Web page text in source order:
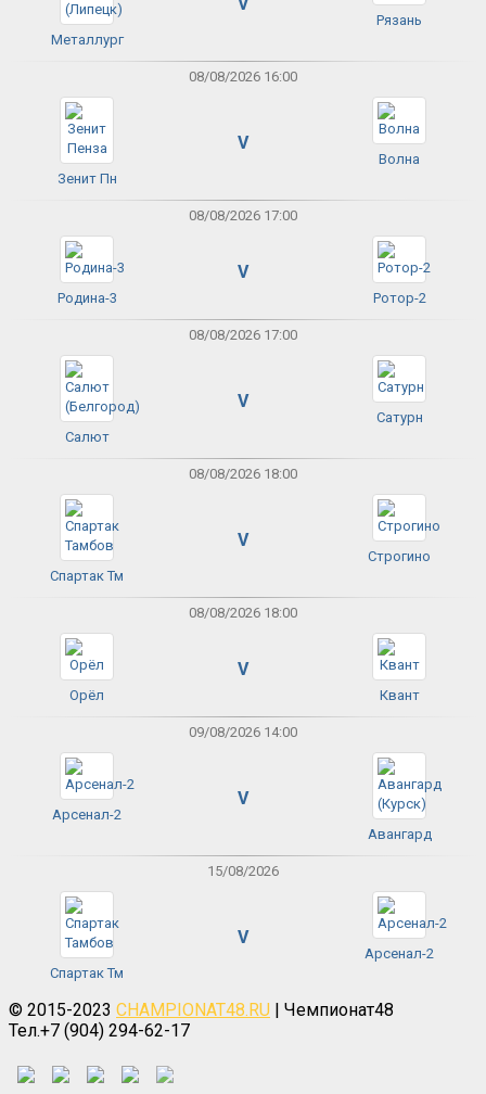
Металлург
Рязань
08/08/2026 16:00
Зенит Пн
V
Волна
08/08/2026 17:00
Родина-3
V
Ротор-2
08/08/2026 17:00
Салют
V
Сатурн
08/08/2026 18:00
Спартак Тм
V
Строгино
08/08/2026 18:00
Орёл
V
Квант
09/08/2026 14:00
Арсенал-2
V
Авангард
15/08/2026
Спартак Тм
V
Арсенал-2
© 2015-2023 CHAMPIONAT48.RU | Чемпионат48
Тел.+7 (904) 294-62-17